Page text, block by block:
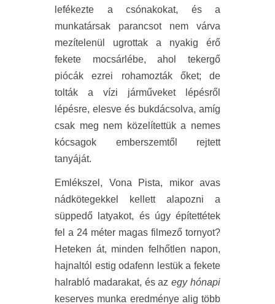
lefékezte a csónakokat, és a
munkatársak parancsot nem várva
mezítelenül ugrottak a nyakig érő
fekete mocsárlébe, ahol tekergő
piócák ezrei rohamozták őket; de
tolták a vízi járműveket lépésről
lépésre, elesve és bukdácsolva, amíg
csak meg nem közelítettük a nemes
kócsagok emberszemtől rejtett
tanyáját.
Emlékszel, Vona Pista, mikor avas
nádkötegekkel kellett alapozni a
süppedő latyakot, és úgy építettétek
fel a 24 méter magas filmező tornyot?
Heteken át, minden felhőtlen napon,
hajnaltól estig odafenn lestük a fekete
halrabló madarakat, és azegy hónapi
keserves munka eredménye alig több